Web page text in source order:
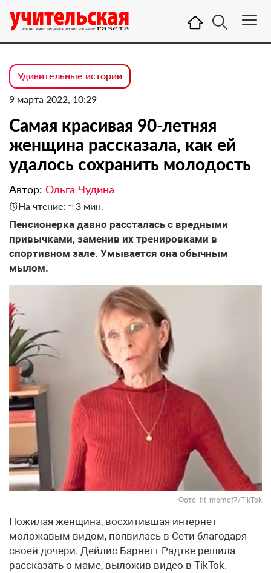
Удивительные истории
9 марта 2022, 10:29
Самая красивая 90-летняя
женщина рассказала, как ей
удалось сохранить молодость
Автор: Ольга Чудина
На чтение: ≈ 3 мин.
Пенсионерка давно рассталась с вредными
привычками, заменив их тренировками в
спортивном зале. Умывается она обычным
мылом.
Фото: fit_momof7/TikTok
Пожилая женщина, восхитившая интернет
моложавым видом, появилась в Сети благодаря
своей дочери. Дейлис Барнетт Радтке решила
рассказать о маме, выложив видео в TikTok.